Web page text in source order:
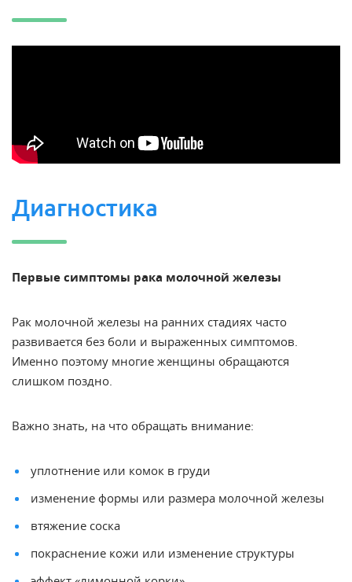
Диагностика
Первые симптомы рака молочной железы
Рак молочной железы на ранних стадиях часто
развивается без боли и выраженных симптомов.
Именно поэтому многие женщины обращаются
слишком поздно.
Важно знать, на что обращать внимание:
уплотнение или комок в груди
изменение формы или размера молочной железы
втяжение соска
покраснение кожи или изменение структуры